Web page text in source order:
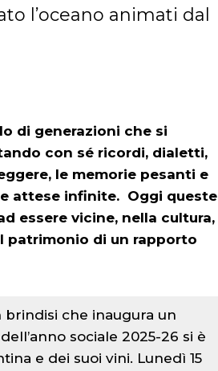
l’oceano animati dal
di generazioni che si
con sé ricordi, dialetti,
le memorie pesanti e
attese infinite. Oggi queste
essere vicine, nella cultura,
patrimonio di un rapporto
brindisi che inaugura un
sociale 2025-26 si è
e dei suoi vini. Lunedì 15